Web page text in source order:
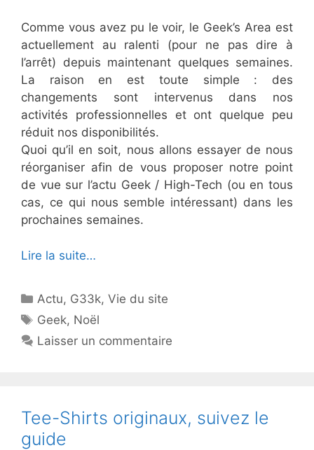
Comme vous avez pu le voir, le Geek’s Area est
actuellement au ralenti (pour ne pas dire à
l’arrêt) depuis maintenant quelques semaines.
La raison en est toute simple : des
changements sont intervenus dans nos
activités professionnelles et ont quelque peu
réduit nos disponibilités.
Quoi qu’il en soit, nous allons essayer de nous
réorganiser afin de vous proposer notre point
de vue sur l’actu Geek / High-Tech (ou en tous
cas, ce qui nous semble intéressant) dans les
prochaines semaines.
Lire la suite…
Catégories
Actu, G33k,Vie du site
Étiquettes
Geek, Noël
Laisser un commentaire
Tee-Shirts originaux, suivez le
guide